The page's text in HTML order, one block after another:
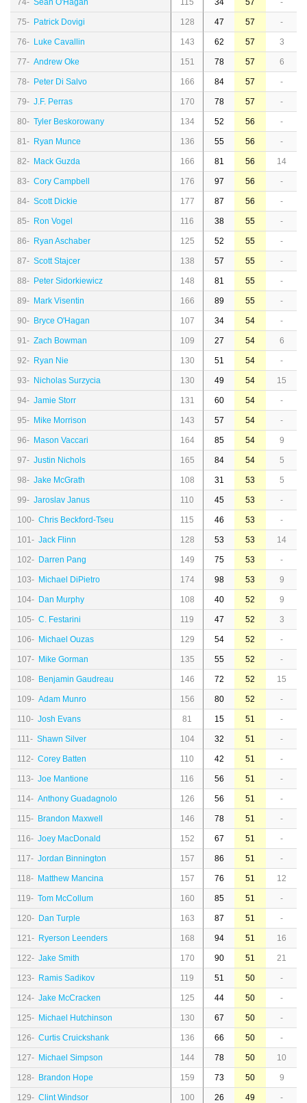
74- Sean O'Hagan 115 34 57 -
75- Patrick Dovigi 128 47 57 -
76- Luke Cavallin 143 62 57 3
77- Andrew Oke 151 78 57 6
78- Peter Di Salvo 166 84 57 -
79- J.F. Perras 170 78 57 -
80- Tyler Beskorowany 134 52 56 -
81- Ryan Munce 136 55 56 -
82- Mack Guzda 166 81 56 14
83- Cory Campbell 176 97 56 -
84- Scott Dickie 177 87 56 -
85- Ron Vogel 116 38 55 -
86- Ryan Aschaber 125 52 55 -
87- Scott Stajcer 138 57 55 -
88- Peter Sidorkiewicz 148 81 55 -
89- Mark Visentin 166 89 55 -
90- Bryce O'Hagan 107 34 54 -
91- Zach Bowman 109 27 54 6
92- Ryan Nie 130 51 54 -
93- Nicholas Surzycia 130 49 54 15
94- Jamie Storr 131 60 54 -
95- Mike Morrison 143 57 54 -
96- Mason Vaccari 164 85 54 9
97- Justin Nichols 165 84 54 5
98- Jake McGrath 108 31 53 5
99- Jaroslav Janus 110 45 53 -
100- Chris Beckford-Tseu 115 46 53 -
101- Jack Flinn 128 53 53 14
102- Darren Pang 149 75 53 -
103- Michael DiPietro 174 98 53 9
104- Dan Murphy 108 40 52 9
105- C. Festarini 119 47 52 3
106- Michael Ouzas 129 54 52 -
107- Mike Gorman 135 55 52 -
108- Benjamin Gaudreau 146 72 52 15
109- Adam Munro 156 80 52 -
110- Josh Evans 81 15 51 -
111- Shawn Silver 104 32 51 -
112- Corey Batten 110 42 51 -
113- Joe Mantione 116 56 51 -
114- Anthony Guadagnolo 126 56 51 -
115- Brandon Maxwell 146 78 51 -
116- Joey MacDonald 152 67 51 -
117- Jordan Binnington 157 86 51 -
118- Matthew Mancina 157 76 51 12
119- Tom McCollum 160 85 51 -
120- Dan Turple 163 87 51 -
121- Ryerson Leenders 168 94 51 16
122- Jake Smith 170 90 51 21
123- Ramis Sadikov 119 51 50 -
124- Jake McCracken 125 44 50 -
125- Michael Hutchinson 130 67 50 -
126- Curtis Cruickshank 136 66 50 -
127- Michael Simpson 144 78 50 10
128- Brandon Hope 159 73 50 9
129- Clint Windsor 100 26 49 -